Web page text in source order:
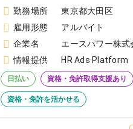
勤務場所
東京都大田区
雇用形態
アルバイト
企業名
エースパワー株
情報提供
HR Ads Platform
日払い 資格・免許取得支援あり
資格・免許を活かせる